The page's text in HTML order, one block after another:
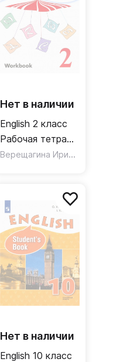
Нет в наличии
English 2 класс
Рабочая тетрадь
Углубленный
Верещагина Ирина Николаевна
Нет в наличии
English 10 класс